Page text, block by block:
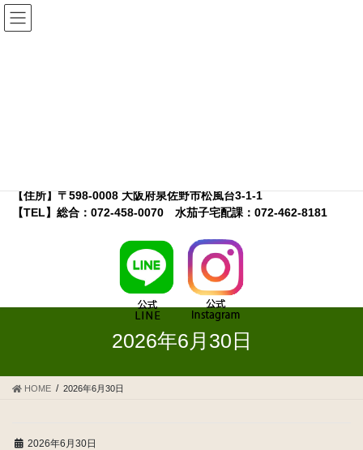
コ
ン
ナ
ビ
【住所】〒598-0008 大阪府泉佐野市松風台3-1-1
【TEL】総合：072-458-0070 水茄子宅配課：072-462-8181
2026年6月30日
HOME 2026年6月30日
2026年6月30日